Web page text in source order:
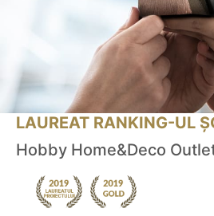
LAUREAT RANKING-UL
Hobby Home&Deco